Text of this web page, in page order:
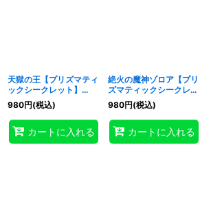
天獄の王【プリズマティ
ックシークレット】
{BODE-JP030}《モン
スター》
980円(税込)
カートに入れる
絶火の魔神ゾロア【プリ
ズマティックシークレッ
ト】{BODE-JP045}
《シンクロ》
980円(税込)
カートに入れる